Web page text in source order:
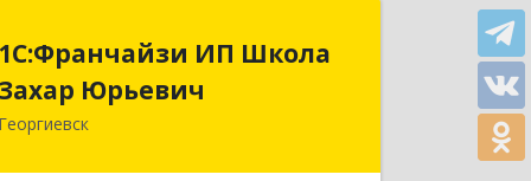
1С:Франчайзи ИП Школа
Захар Юрьевич
Георгиевск
1С:Франчайзи ИП Школа
Захар Юрьевич
357840, Ставропольский край,